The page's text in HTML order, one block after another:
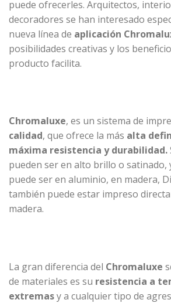
puede ofrecerles. Arquitectos,
decoradores se han interesado
nueva línea de aplicación
posibilidades creativas y los
producto facilita.
Chromaluxe, es un sistema de
calidad, que ofrece la más alta
máxima resistencia y durabilidad.
pueden ser en alto brillo o satinado,
puede ser en aluminio, en madera,
también puede estar impreso
madera.
La gran diferencia del Chromaluxe
de materiales es su resistencia a
extremasy a cualquier tipo de